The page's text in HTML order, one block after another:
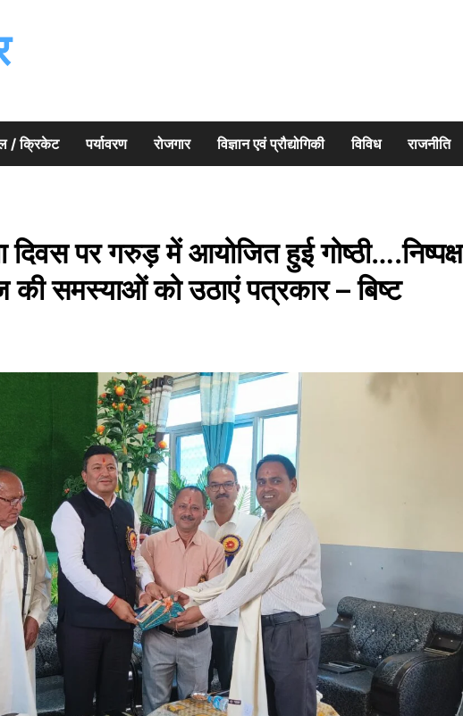
/ क्रिकेट पर्यावरण रोजगार विज्ञान एवं प्रौद्योगिकी विविध राजनीति
दिवस पर गरुड़ में आयोजित हुई गोष्ठी….निष्पक्ष
की समस्याओं को उठाएं पत्रकार – बिष्ट